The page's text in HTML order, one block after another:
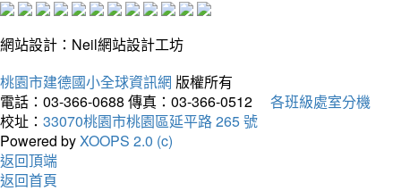
網站設計：Neil網站設計工坊
桃園市建德國小全球資訊網 版權所有
電話：03-366-0688 傳真：03-366-0512
各班級處室分機
校址： 33070桃園市桃園區延平路 265 號
Powered byXOOPS 2.0 (c)
返回頂端
返回首頁